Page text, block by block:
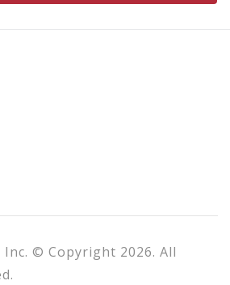
© Copyright 2026. All